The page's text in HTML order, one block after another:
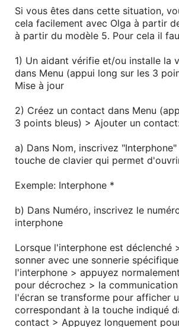
Si vous êtes dans cette situation,
cela facilement avec Olga à partir
à partir du modèle 5. Pour cela il
1) Un aidant vérifie et/ou installe la
dans Menu (appui long sur les 3
Mise à jour
2) Créez un contact dans Menu
3 points bleus) > Ajouter un contact
a) Dans Nom, inscrivez
touche de clavier qui permet
Exemple: Interphone *
b) Dans Numéro, inscrivez le
interphone
Lorsque l'interphone est déclenché
sonner avec une sonnerie
l'interphone > appuyez
pour décrochez > la
l'écran se transforme pour afficher
correspondant à la touche indiqué
contact > Appuyez longuement